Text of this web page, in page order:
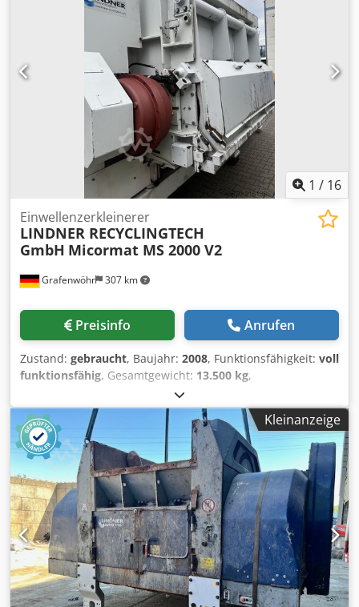
2030 x 1650 mm Rotorlaenge: 2030 mm Rotorflugkreis: 560
mm Abstreifkamm:ja Gegenmesser: ja Hydraulikaggregat:
komplett Hydraulikzylinder Siebkassette:Siebe 50x50 mm
Gesamtgewicht ca. 9,5 t Abmessungen LxBxH mm: ca.4520
x2970 x 2660 mm Besichtigung und Probelauf nach
Vereinbarung moeglich. inkl. Trichter Lieferzeit: sofort
1 / 16
Grafenwöhr 307 km
Einwellenzerkleinerer
LINDNER RECYCLINGTECH
GmbH Micormat MS 2000 V2
Preisinfo Anrufen
Zustand: gebraucht, Baujahr: 2008, Funktionsfähigkeit: voll
funktionsfähig, Gesamtgewicht: 13.500 kg,
, Schaltschranklänge:
mm, Schaltschrankbreite:600 mm, Schaltschrankhöhe:
2.100 mm
, Rotorlänge: 2.000 mm, Leistung: 220 kW
(299,12 PS) , Drehzahl (max.):80 U/min
, Breite der
Einfüllöffnung: 1.650 mm, Einfüllöffnung Länge:2.060 mm
Siebperforation:50 mm, Eingangsspannung:400 V, Das
leistungsstärkste Modell: Micromat 2000 V2 Antriebsmotor
: 2 x 110 kW ,400 V/50 Hz Schaltschrank: komplett mit FU
Rotordrehzahl: bei 50 Hz ca. 80 U/min. Rotormesser: 104
Stk. Neu Rotormesserform: 43x43x19,5 mm
Einfuelloeffnung: LxB 2030 x 1650 mm Rotorlaenge: 2030
mm Rotorflugkreis: 560 mm Abstreifkamm:ja
Gegenmesser: ja Cedpfx Aoyxxk Sogrorf Hydraulikaggregat:
Kleinanzeige